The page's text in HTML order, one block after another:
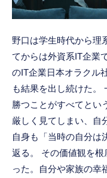
野口は学生時代から理
てからは外資系IT企業
のIT企業日本オラクル
も結果を出し続けた。
勝つことがすべてとい
厳しく見てしまい、自
自身も「当時の自分は
返る。 その価値観を
った。自分や家族の幸